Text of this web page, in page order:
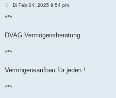
B
i
a
Di Feb 04, 2025 9:54 pm
***
DVAG Vermögensberatung‎
***
Vermögensaufbau für jeden !
***